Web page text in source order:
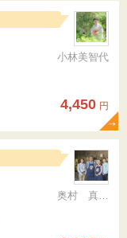
小林美智代
4,450 円
奥村 真（ちか）